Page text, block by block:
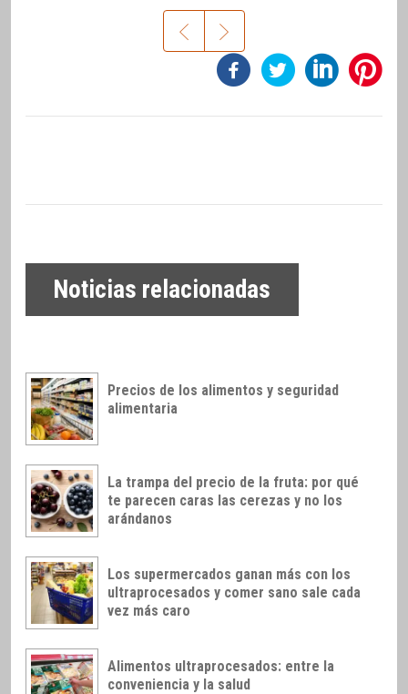
Noticias relacionadas
Precios de los alimentos y seguridad
alimentaria
La trampa del precio de la fruta: por qué
te parecen caras las cerezas y no los
arándanos
Los supermercados ganan más con los
ultraprocesados y comer sano sale cada
vez más caro
Alimentos ultraprocesados: entre la
conveniencia y la salud